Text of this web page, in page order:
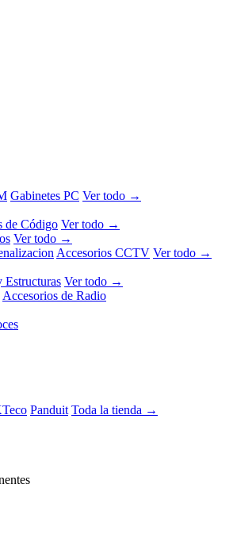
Gabinetes PC Ver todo →
de Código Ver todo →
Ver todo →
Accesorios CCTV Ver todo →
Estructuras Ver todo →
Accesorios de Radio
Panduit Toda la tienda →